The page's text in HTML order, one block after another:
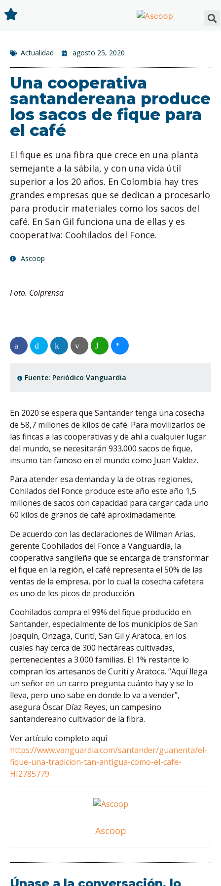
Actualidad agosto 25, 2020
Una cooperativa
santandereana produce
los sacos de fique para
el café
El fique es una fibra que crece en una planta
semejante a la sábila, y con una vida útil
superior a los 20 años. En Colombia hay tres
grandes empresas que se dedican a procesarlo
para producir materiales como los sacos del
café. En San Gil funciona una de ellas y es
cooperativa: Coohilados del Fonce.
Ascoop
Foto. Colprensa
Fuente: Periódico Vanguardia
En 2020 se espera que Santander tenga una cosecha
de 58,7 millones de kilos de café. Para movilizarlos de
las fincas a las cooperativas y de ahí a cualquier lugar
del mundo, se necesitarán 933.000 sacos de fique,
insumo tan famoso en el mundo como Juan Valdez.
Para atender esa demanda y la de otras regiones,
Cohilados del Fonce produce este año este año 1,5
millones de sacos con capacidad para cargar cada uno
60 kilos de granos de café aproximadamente.
De acuerdo con las declaraciones de Wilman Arias,
gerente Coohilados del Fonce a Vanguardia, la
cooperativa sangileña que se encarga de transformar
el fique en la región, el café representa el 50% de las
ventas de la empresa, por lo cual la cosecha cafetera
es uno de los picos de producción.
Coohilados compra el 99% del fique producido en
Santander, especialmente de los municipios de San
Joaquín, Onzaga, Curití, San Gil y Aratoca, en los
cuales hay cerca de 300 hectáreas cultivadas,
pertenecientes a 3.000 familias. El 1% restante lo
compran los artesanos de Curití y Aratoca. “Aquí llega
un señor en un carro pregunta cuánto hay y se lo
lleva, pero uno sabe en donde lo va a vender”,
asegura Óscar Díaz Reyes, un campesino
santandereano cultivador de la fibra.
Ver artículo completo aquí
https://www.vanguardia.com/santander/guanenta/el-
fique-una-tradicion-tan-antigua-como-el-cafe-
HI2785779
Ascoop
Únase a la conversación, lo